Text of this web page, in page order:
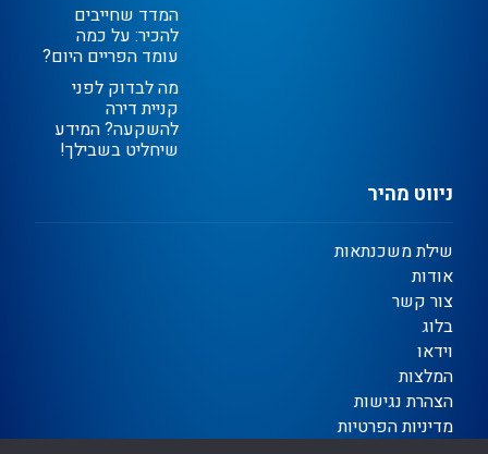
ניווט מהיר
שילת משכנתאות
אודות
צור קשר
בלוג
וידאו
המלצות
הצהרת נגישות
מדיניות הפרטיות
המדד שחייבים
להכיר: על כמה
עומד הפריים היום?
מה לבדוק לפני
קניית דירה
להשקעה? המידע
שיחליט בשבילך!